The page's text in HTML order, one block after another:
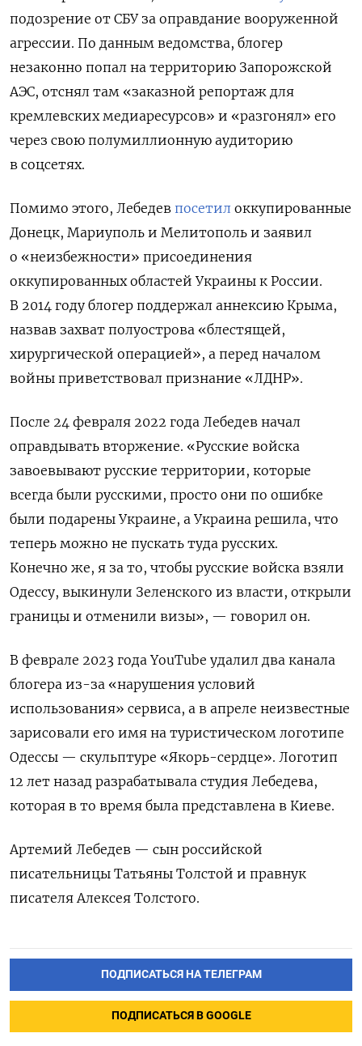
подозрение от СБУ за оправдание вооруженной
агрессии. По данным ведомства, блогер
незаконно попал на территорию Запорожской
АЭС, отснял там «заказной репортаж для
кремлевских медиаресурсов» и «разгонял» его
через свою полумиллионную аудиторию
в соцсетях.
Помимо этого, Лебедев посетил оккупированные
Донецк, Мариуполь и Мелитополь и заявил
о «неизбежности» присоединения
оккупированных областей Украины к России.
В 2014 году блогер поддержал аннексию Крыма,
назвав захват полуострова «блестящей,
хирургической операцией», а перед началом
войны приветствовал признание «ЛДНР».
После 24 февраля 2022 года Лебедев начал
оправдывать вторжение. «Русские войска
завоевывают русские территории, которые
всегда были русскими, просто они по ошибке
были подарены Украине, а Украина решила, что
теперь можно не пускать туда русских.
Конечно же, я за то, чтобы русские войска взяли
Одессу, выкинули Зеленского из власти, открыли
границы и отменили визы», — говорил он.
В феврале 2023 года YouTube удалил два канала
блогера из-за «нарушения условий
использования» сервиса, а в апреле неизвестные
зарисовали его имя на туристическом логотипе
Одессы — скульптуре «Якорь-сердце». Логотип
12 лет назад разрабатывала студия Лебедева,
которая в то время была представлена ​​в Киеве.
Артемий Лебедев — сын российской
писательницы Татьяны Толстой и правнук
писателя Алексея Толстого.
ПОДПИСАТЬСЯ НА ТЕЛЕГРАМ
ПОДПИСАТЬСЯ В GOOGLE